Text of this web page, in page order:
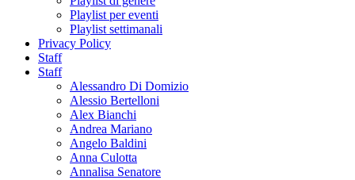
Playlist per eventi
Playlist settimanali
Privacy Policy
Staff
Staff
Alessandro Di Domizio
Alessio Bertelloni
Alex Bianchi
Andrea Mariano
Angelo Baldini
Anna Culotta
Annalisa Senatore